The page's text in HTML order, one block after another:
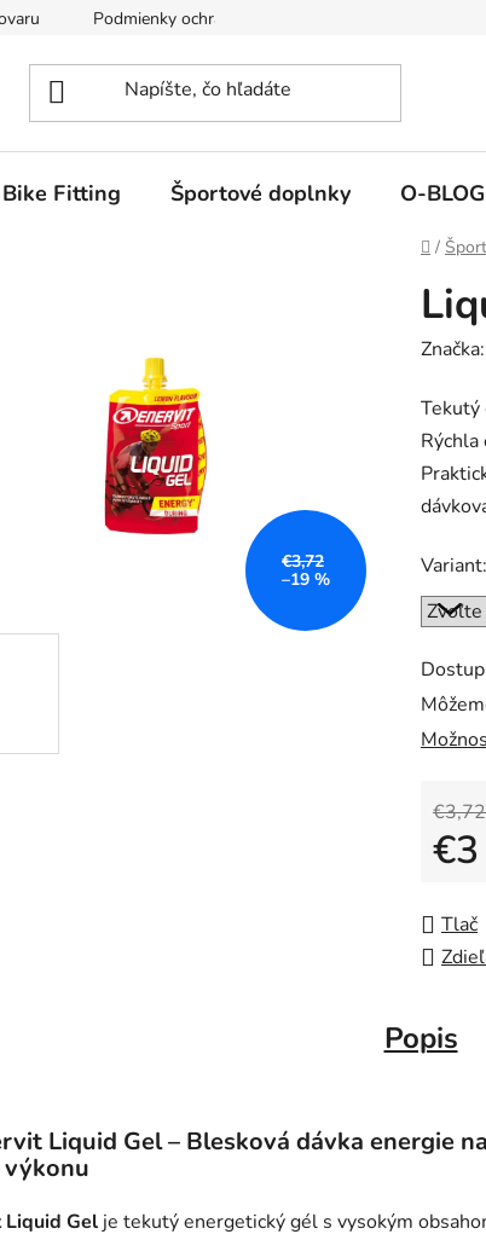
Podmienky ochrany osobných údajov
Bike Fitting Športové doplnky O-BLOG
Domov
/
Značka:
Tekutý
Variant:
€3,72
€3
Tlač
€3,72
–19 %
Popis
Liquid Gel – Blesková dávka energie na
výkonu
Liquid Gel je tekutý energetický gél s vysokým